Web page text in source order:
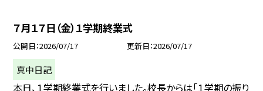
７月１７日（金）１学期終業式
公開日 2026/07/17 更新日 2026/07/17
真中日記
本日、１学期終業式を行いました。校長からは「１学期の振り